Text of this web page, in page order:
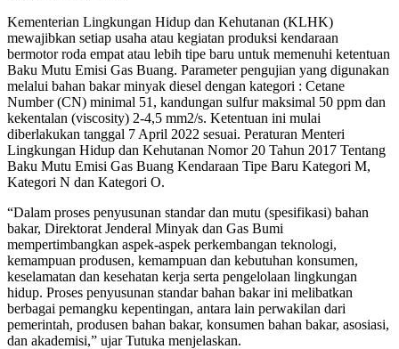
Kementerian Lingkungan Hidup dan Kehutanan (KLHK)
mewajibkan setiap usaha atau kegiatan produksi kendaraan
bermotor roda empat atau lebih tipe baru untuk memenuhi ketentuan
Baku Mutu Emisi Gas Buang. Parameter pengujian yang digunakan
melalui bahan bakar minyak diesel dengan kategori : Cetane
Number (CN) minimal 51, kandungan sulfur maksimal 50 ppm dan
kekentalan (viscosity) 2-4,5 mm2/s. Ketentuan ini mulai
diberlakukan tanggal 7 April 2022 sesuai. Peraturan Menteri
Lingkungan Hidup dan Kehutanan Nomor 20 Tahun 2017 Tentang
Baku Mutu Emisi Gas Buang Kendaraan Tipe Baru Kategori M,
Kategori N dan Kategori O.
“Dalam proses penyusunan standar dan mutu (spesifikasi) bahan
bakar, Direktorat Jenderal Minyak dan Gas Bumi
mempertimbangkan aspek-aspek perkembangan teknologi,
kemampuan produsen, kemampuan dan kebutuhan konsumen,
keselamatan dan kesehatan kerja serta pengelolaan lingkungan
hidup. Proses penyusunan standar bahan bakar ini melibatkan
berbagai pemangku kepentingan, antara lain perwakilan dari
pemerintah, produsen bahan bakar, konsumen bahan bakar, asosiasi,
dan akademisi,” ujar Tutuka menjelaskan.